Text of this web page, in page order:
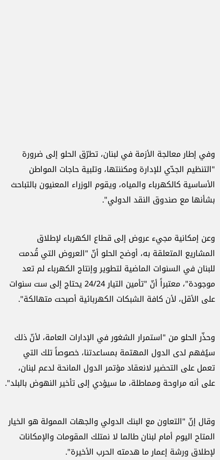
وفي إطار معالجة الأزمة في لبنان، تطرّق الحلو إلى ضرورة
"التنظيم الجدّي للإدارة ومكننتها، وتلبية حاجات المواطن
الأساسية كالكهرباء والمياه، ويقوم الوزراء المعنيون بالتباحث
بشأنها مع صندوق النقد الدولي".
وعن إمكانية مجيء عروض إلى قطاع الكهرباء لإطلاق
المشاريع المتعلقة به، أوضح الحلو أنّ "العروض التي قُدمت
للبنان في السنوات الماضية لتطوير وإنتاج الكهرباء لم تعد
موجودة"، معتبراً أنّ "تأمين التيار 24/24 يحتاج إلى ست سنوات
على الأقل، لأن كافة الشبكات الكهربائية أصبحت متهالكة".
وحذّر الحلو من "استمرار الشغور في الإدارات العامة، لأنّ ذلك
سيُفهم لدى الدول المهتمة بمساعدتنا، خصوصاً تلك التي
تعمل على التحضير لانعقاد مؤتمر الدول المانحة لدعم لبنان،
على أنه مراوحة ومماطلة، ما سيؤدي إلى تأخير النهوض بالبلد".
وقال إنّ "التعاون مع البنك الدولي والجهات الممولة هو الخيار
المتاح اليوم أمام لبنان طالما لا نمتلك المقومات والإمكانات
لإطلاق ورشة إعمار ما هدمته الحرب الأخيرة".